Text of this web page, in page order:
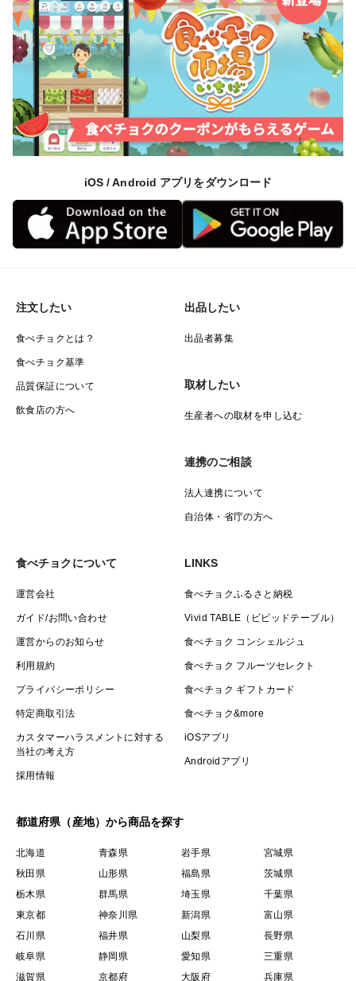
iOS / Android アプリをダウンロード
注文したい
食べチョクとは？
食べチョク基準
品質保証について
飲食店の方へ
出品したい
出品者募集
取材したい
生産者への取材を申し込む
連携のご相談
法人連携について
自治体・省庁の方へ
食べチョクについて
運営会社
ガイド/お問い合わせ
運営からのお知らせ
利用規約
プライバシーポリシー
特定商取引法
カスタマーハラスメントに対する
当社の考え方
採用情報
LINKS
食べチョクふるさと納税
Vivid TABLE（ビビッドテーブル）
食べチョク コンシェルジュ
食べチョク フルーツセレクト
食べチョク ギフトカード
食べチョク&more
iOSアプリ
Androidアプリ
都道府県（産地）から商品を探す
北海道 青森県 岩手県
宮城県
秋田県
山形県 福島県
茨城県
栃木県
群馬県 埼玉県
千葉県
東京都
神奈川県 新潟県
富山県
石川県
福井県 山梨県
長野県
岐阜県
静岡県 愛知県
三重県
滋賀県
京都府 大阪府 兵庫県